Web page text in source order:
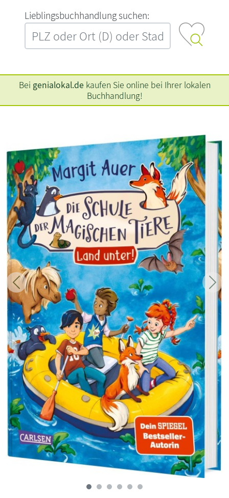
L‍i‍e‍b‍l‍i‍n‍g‍s‍b‍u‍c‍h‍h‍a‍n‍d‍l‍u‍n‍g‍ ‍s‍u‍c‍h‍e‍n‍:‍
Bei genialokal.de kaufen Sie online bei Ihrer lokalen
Buchhandlung!
Zurück